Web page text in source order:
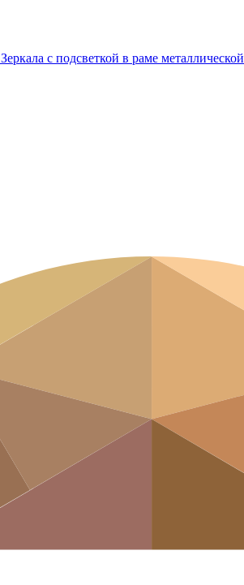
Зеркала с подсветкой в раме металлической